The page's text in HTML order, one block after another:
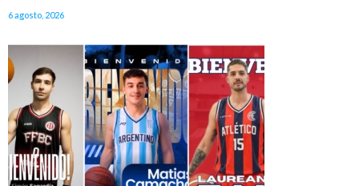
6 agosto, 2026